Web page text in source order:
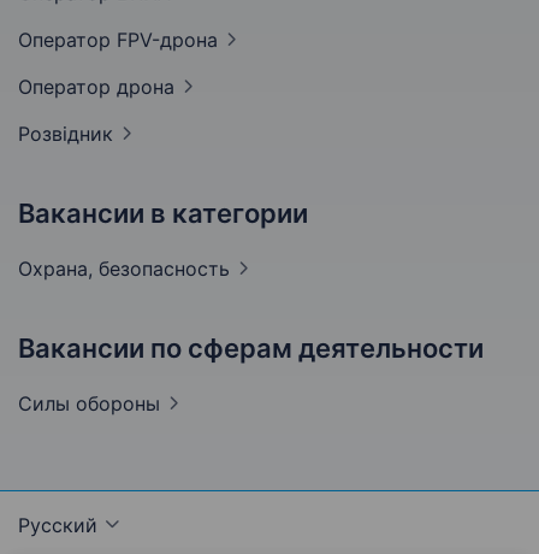
Оператор FPV-дрона
Оператор дрона
Розвідник
Вакансии в категории
Охрана, безопасность
Вакансии по сферам деятельности
Силы обороны
Русский